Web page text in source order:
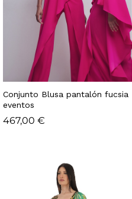
Conjunto Blusa pantalón fucsia
eventos
467,00 €